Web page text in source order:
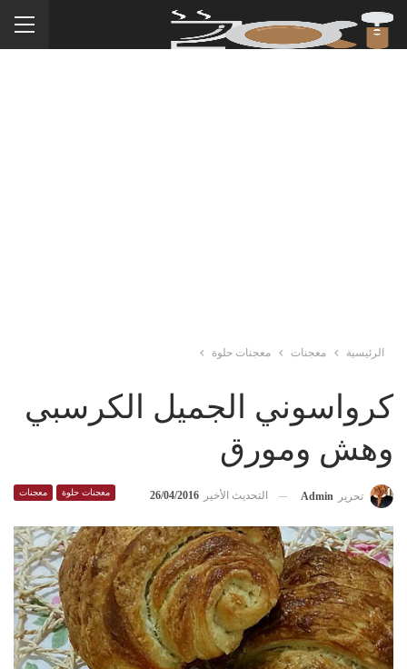
الرئيسية معجنات معجنات حلوة
كرواسوني الجميل الكرسبي
وهش ومورق
معجنات حلوة معجنات تحرير Admin التحديث الأخير 26/04/2016